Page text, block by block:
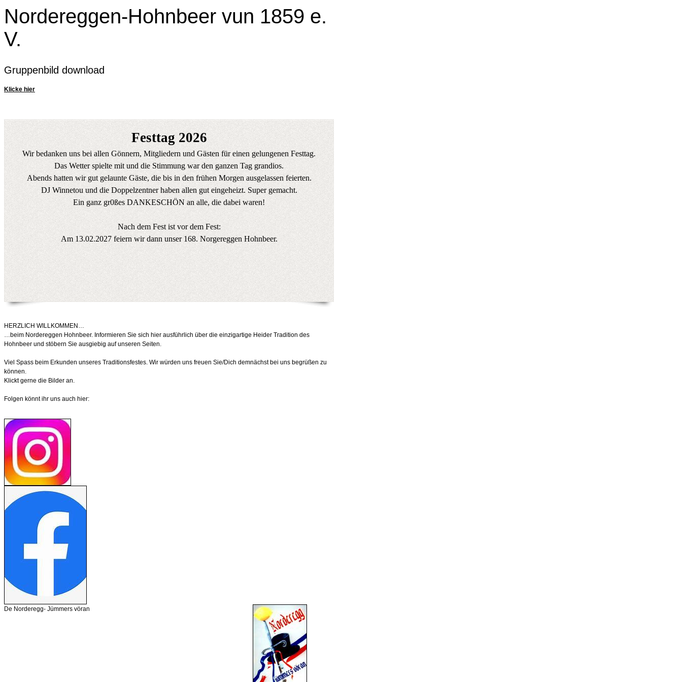
Nordereggen-Hohnbeer vun 1859 e.
V.
Gruppenbild download
Klicke hier
Festtag 2026
Wir bedanken uns bei allen Gönnern, Mitgliedern und Gästen für einen gelungenen Festtag.
Das Wetter spielte mit und die Stimmung war den ganzen Tag grandios.
Abends hatten wir gut gelaunte Gäste, die bis in den frühen Morgen ausgelassen feierten.
DJ Winnetou und die Doppelzentner haben allen gut eingeheizt. Super gemacht.
Ein ganz gr0ßes DANKESCHÖN an alle, die dabei waren!
Nach dem Fest ist vor dem Fest:
Am 13.02.2027 feiern wir dann unser 168. Norgereggen Hohnbeer.
HERZLICH WILLKOMMEN…
…beim Nordereggen Hohnbeer. Informieren Sie sich hier ausführlich über die einzigartige Heider Tradition des
Hohnbeer und stöbern Sie ausgiebig auf unseren Seiten.
Viel Spass beim Erkunden unseres Traditionsfestes. Wir würden uns freuen Sie/Dich demnächst bei uns begrüßen zu
können.
Klickt gerne die Bilder an.
Folgen könnt ihr uns auch hier:
De Norderegg- Jümmers vöran